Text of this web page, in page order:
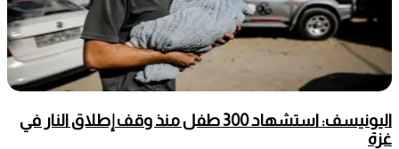
اليونيسف: استشهاد 300 طفل منذ وقف إطلاق النار في
غزة